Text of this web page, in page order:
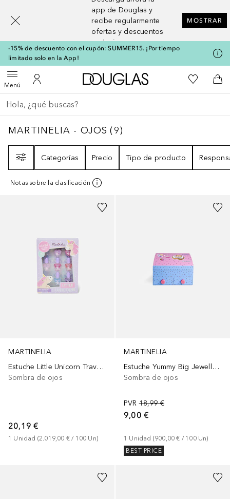
app de Douglas y
recibe regularmente
ofertas y descuentos
exclusivos
MOSTRAR
-15% de descuento con el cupón: SUMMER15. ¡Por tiempo
limitado solo en la App!
MenúAbrir menúMi cuenta
A Douglas HomeMi lista de
A
Regresar
Ejecutar búsqueda
MARTINELIA - OJOS9
MARTINELIA - OJOS (9)
Categorías
Precio Tipo de producto
Notas sobre la clasificación
MARTINELIA
Estuche Little Unicorn Travel Wallet
Sombra de ojos
20,19 €
1 Unidad (2.019,00 € / 100 Un)
MARTINELIA
Estuche Yummy Big Jewellery Box
Sombra de ojos
PVR 18,99 €
9,00 €
1 Unidad (900,00 € / 100 Un)
BEST PRICE
[navigation.slideout.screenreader]